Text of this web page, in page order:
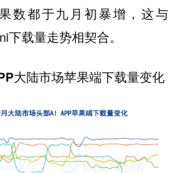
数都于九月初暴增，这与
下载量走势相契合。
大陆市场苹果端下载量变化